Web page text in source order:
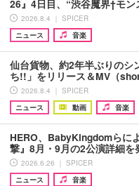
26』4日目、“渋谷魔界†モ
2026.8.4 ｜ SPICER
ニュース
音楽
仙台貨物、約2年半ぶりのシ
ち!!」をリリース＆MV（
2026.8.4 ｜ SPICER
ニュース
動画 音楽
HERO、BabyKingdomらに
撃』8月・9月の2公演詳細
2026.6.26 ｜ SPICER
ニュース
音楽